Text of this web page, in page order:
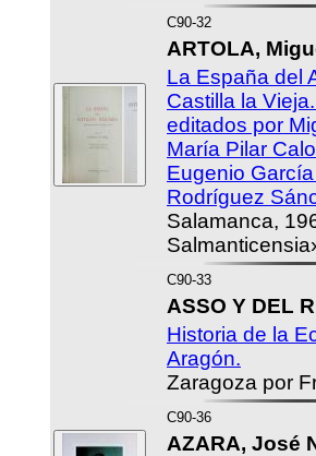
C90-32
ARTOLA,
La España del
Castilla la
editados por
María Pilar
Eugenio
Rodríguez
Salamanca,
C90-33
ASSO Y DEL
Historia de la
Aragón.
Zaragoza por
C90-36
AZARA, José